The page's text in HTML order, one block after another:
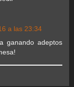
a las 23:34
ganando adeptos